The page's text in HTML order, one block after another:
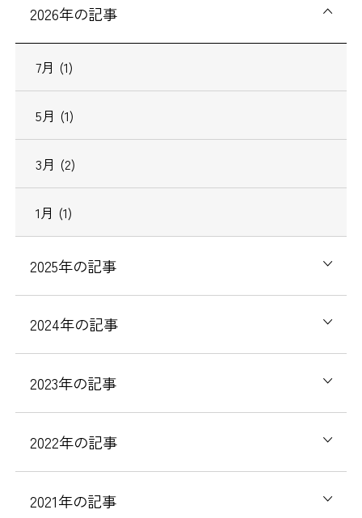
2026年の記事
7月 (1)
5月 (1)
3月 (2)
1月 (1)
2025年の記事
2024年の記事
2023年の記事
2022年の記事
2021年の記事